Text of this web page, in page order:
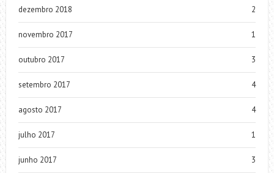
dezembro 2018 2
novembro 2017 1
outubro 2017 3
setembro 2017 4
agosto 2017 4
julho 2017 1
junho 2017 3